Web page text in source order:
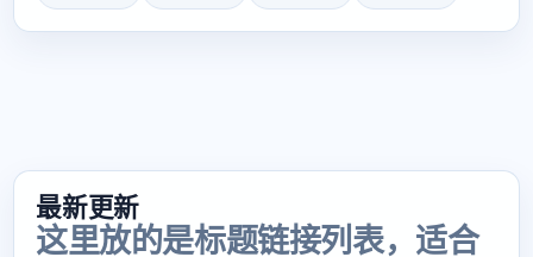
最新更新
这里放的是标题链接列表，适合